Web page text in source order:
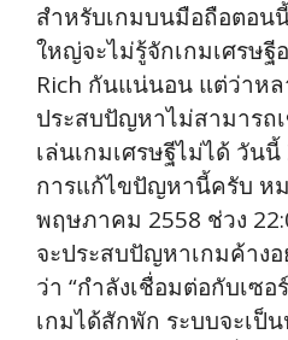
สำหรับเกมบนมือถือตอน
ใหญ่จะไม่รู้จักเกมเศรษฐี
Rich กันแน่นอน แต่ว่าห
ประสบปัญหาไม่สามารถ
เล่นเกมเศรษฐีไม่ได้ วัน
การแก้ไขปัญหานี้ครับ ห
พฤษภาคม 2558 ช่วง
จะประสบปัญหาเกมค้าง
ว่า “กำลังเชื่อมต่อกับเซอ
เกมได้สักพัก ระบบจะเป็